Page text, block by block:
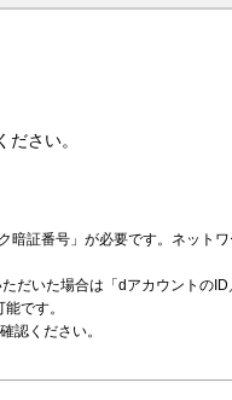
さい。
暗証番号」が必要です。ネット
だいた場合は「dアカウントの
です。
認ください。